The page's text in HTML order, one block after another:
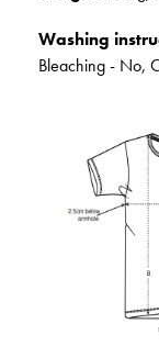
Washing
Bleaching - No,